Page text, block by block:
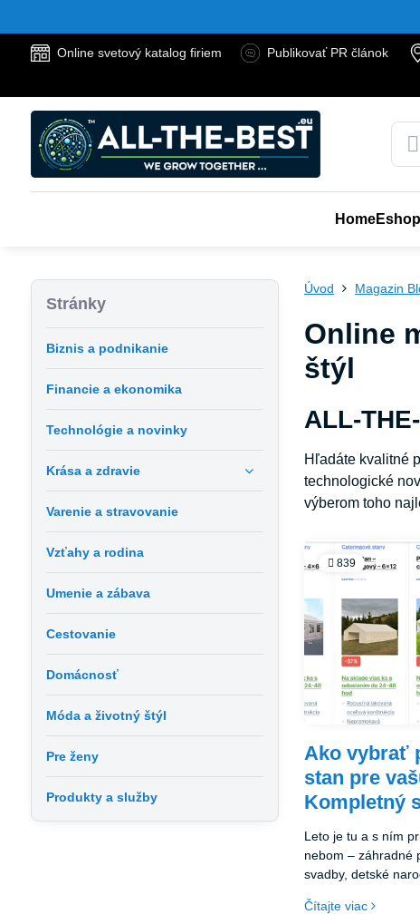
Online svetový katalog firiem Publikovať PR článok
HomeEshop
Úvod Magazin
Online
štýl
ALL-
Hľadáte kvalitné
technologické
výberom toho
839
Ako vybrať
stan pre
Kompletný
Leto je tu a s ním
nebom – záhradné
svadby, detské
spoločné – potrebu
Čítajte viac
Stránky
Biznis a podnikanie
Financie a ekonomika
Technológie a novinky
Krása a zdravie
Varenie a stravovanie
Vzťahy a rodina
Umenie a zábava
Cestovanie
Domácnosť
Móda a životný štýl
Pre ženy
Produkty a služby